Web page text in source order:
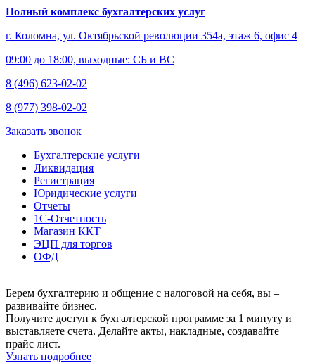
Полный комплекс бухгалтерских услуг
г. Коломна, ул. Октябрьской революции 354а, этаж 6, офис 4
09:00 до 18:00, выходные: СБ и ВС
8 (496) 623-02-02
8 (977) 398-02-02
Заказать звонок
Бухгалтерские услуги
Ликвидация
Регистрация
Юридические услуги
Отчеты
1С-Отчетность
Магазин ККТ
ЭЦП для торгов
ОФД
Берем бухгалтерию и общение с налоговой на себя, вы –
развивайте бизнес.
Получите доступ к бухгалтерской программе за 1 минуту и
выставляете счета. Делайте акты, накладные, создавайте
прайс лист.
Узнать подробнее